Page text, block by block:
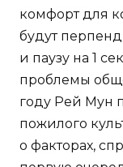
комфорт для
будут
и паузу на 1
проблемы
году Рей Мун
пожилого
о факторах,